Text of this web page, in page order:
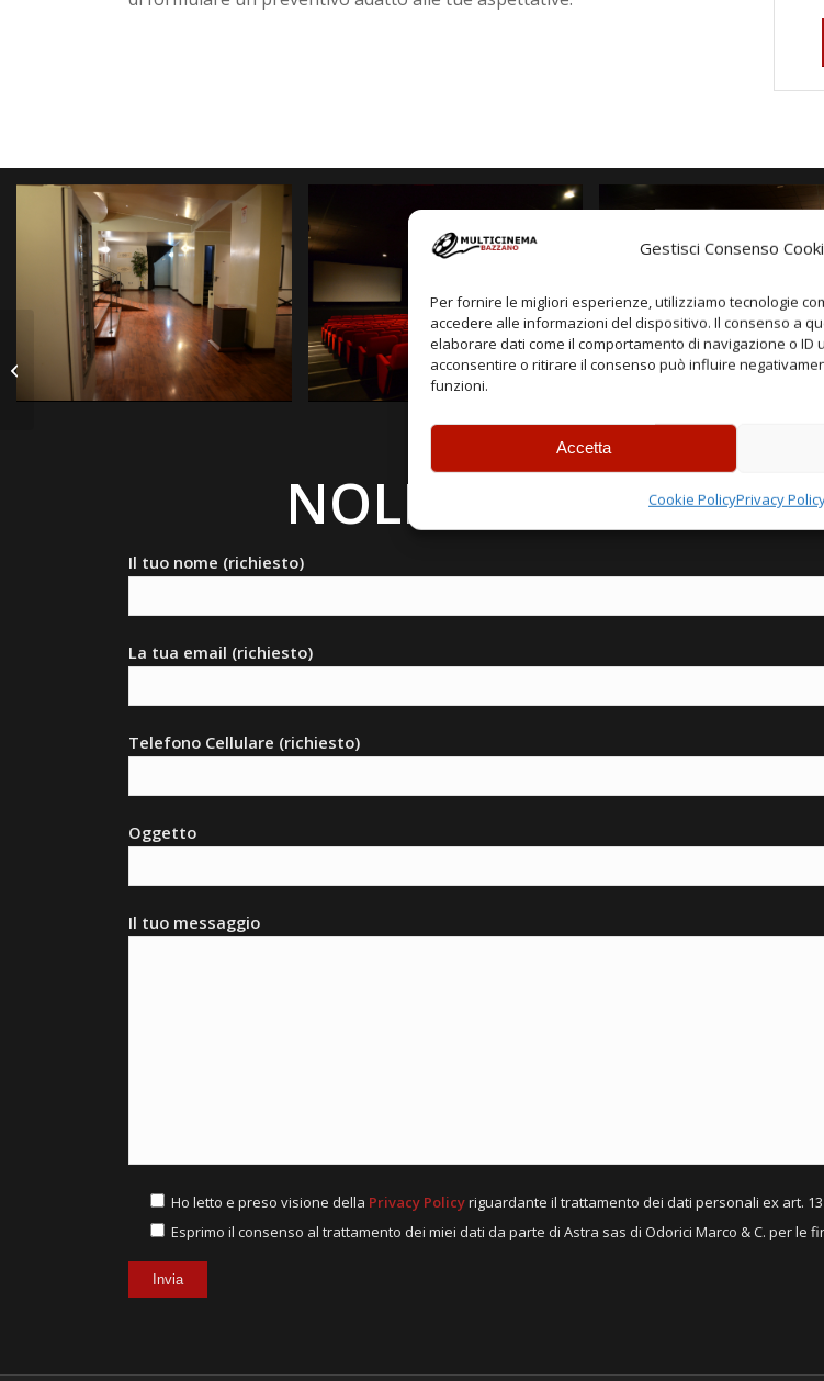
Gestisci Consenso
Per fornire le migliori esperienze, utilizziamo tecnologie
accedere alle informazioni del dispositivo. Il consenso a
elaborare dati come il comportamento di navigazione o ID
acconsentire o ritirare il consenso può influire
funzioni.
Accetta
Cookie PolicyPrivacy
NOLEGGIA LA SALA
Il tuo nome (richiesto)
La tua email (richiesto)
Telefono Cellulare (richiesto)
Oggetto
Il tuo messaggio
Ho letto e preso visione della Privacy Policyriguardante il trattamento dei dati personali ex art. 13
Esprimo il consenso al trattamento dei miei dati da parte di Astra sas di Odorici Marco & C. per le
Dolby Surround